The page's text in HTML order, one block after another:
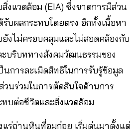
งแวดล้อม (EIA) ซึ่งขาดการมีส่วน
บผลกระทบโดยตรง อีกทั้งเนื้อหา
งไม่ครอบคลุมและไม่สอดคล้องกับ
บริบททางสังคมวัฒนธรรมของ
การละเมิดสิทธิในการรับรู้ข้อมูล
วนร่วมในการตัดสินใจด้านการ
บต่อชีวิตและสิ่งแวดล้อม
แร่ถ่านหินที่อมก๋อย เริ่มต่นมาตั้งแต่